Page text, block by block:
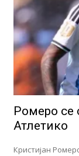
Ромеро се
Атлетико
Кристијан